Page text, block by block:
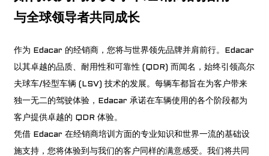
与全球领导者共同成长
作为 Edacar 的经销商，您将与世界领先品牌并肩前行。Edacar
以其卓越的品质、耐用性和可靠性 (QDR) 而闻名，始终引领高尔
夫球车/轻型车辆 (LSV) 技术的发展。每辆车都旨在为客户带来
独一无二的驾驶体验，Edacar 承诺在车辆使用的各个阶段都为
客户提供卓越的 QDR 体验。
凭借 Edacar 在经销商培训方面的专业知识和世界一流的基础设
施支持，您将体验到与我们的客户同样的满意感受。我们将共同